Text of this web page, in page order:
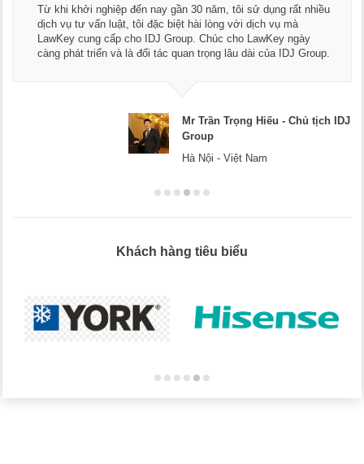
sử dụng rất nhiều
dịch vụ mà
LawKey ngày
dài của IDJ Group.
Thay mặt Công ty Dương Cafe, tôi xin
ngũ luật sư, kế toán của LawKey.
dụng dịch vụ tư vấn pháp luật và kế
Chúc các bạn phát triển hơn, phục vụ
Khách hàng tiêu biểu